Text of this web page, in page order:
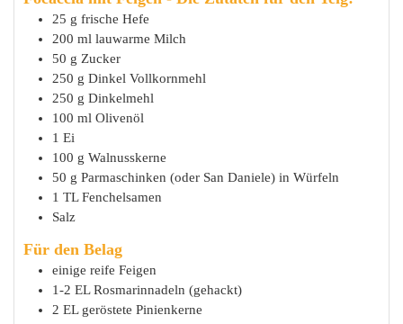
25 g frische Hefe
200 ml lauwarme Milch
50 g Zucker
250 g Dinkel Vollkornmehl
250 g Dinkelmehl
100 ml Olivenöl
1 Ei
100 g Walnusskerne
50 g Parmaschinken (oder San Daniele) in Würfeln
1 TL Fenchelsamen
Salz
Für den Belag
einige reife Feigen
1-2 EL Rosmarinnadeln (gehackt)
2 EL geröstete Pinienkerne